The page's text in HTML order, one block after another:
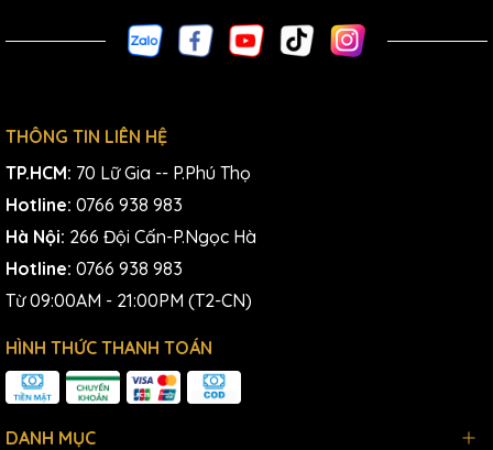
THÔNG TIN LIÊN HỆ
TP.HCM: 70 Lữ Gia -- P.Phú Thọ
Hotline: 0766 938 983
Hà Nội: 266 Đội Cấn-P.Ngọc Hà
Hotline: 0766 938 983
Từ 09:00AM - 21:00PM (T2-CN)
HÌNH THỨC THANH TOÁN
DANH MỤC